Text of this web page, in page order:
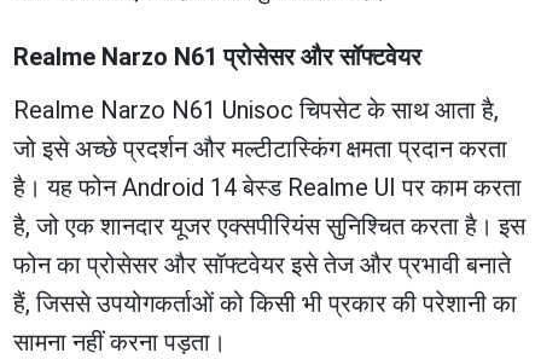
Realme Narzo N61 प्रोसेसर और सॉफ्टवेयर
Realme Narzo N61 Unisoc चिपसेट के साथ आता है,
जो इसे अच्छे प्रदर्शन और मल्टीटास्किंग क्षमता प्रदान करता
है। यह फोन Android 14 बेस्ड Realme UI पर काम करता
है, जो एक शानदार यूजर एक्सपीरियंस सुनिश्चित करता है। इस
फोन का प्रोसेसर और सॉफ्टवेयर इसे तेज और प्रभावी बनाते
हैं, जिससे उपयोगकर्ताओं को किसी भी प्रकार की परेशानी का
सामना नहीं करना पड़ता।